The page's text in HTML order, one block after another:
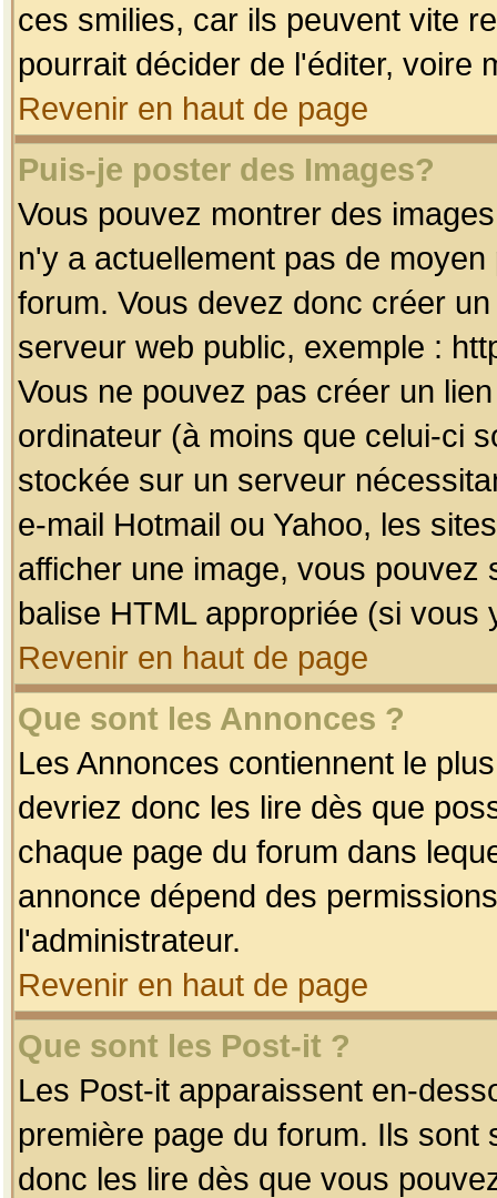
ces smilies, car ils peuvent vite
pourrait décider de l'éditer, voire
Revenir en haut de page
Puis-je poster des Images?
Vous pouvez montrer des
n'y a actuellement pas de
forum. Vous devez donc créer
serveur web public, exemple :
Vous ne pouvez pas créer un
ordinateur (à moins que celui-ci
stockée sur un serveur
e-mail Hotmail ou Yahoo, les
afficher une image, vous pouvez
balise HTML appropriée (si vous
Revenir en haut de page
Que sont les Annonces ?
Les Annonces contiennent le
devriez donc les lire dès que
chaque page du forum dans
annonce dépend des
l'administrateur.
Revenir en haut de page
Que sont les Post-it ?
Les Post-it apparaissent en-
première page du forum. Ils
donc les lire dès que vous